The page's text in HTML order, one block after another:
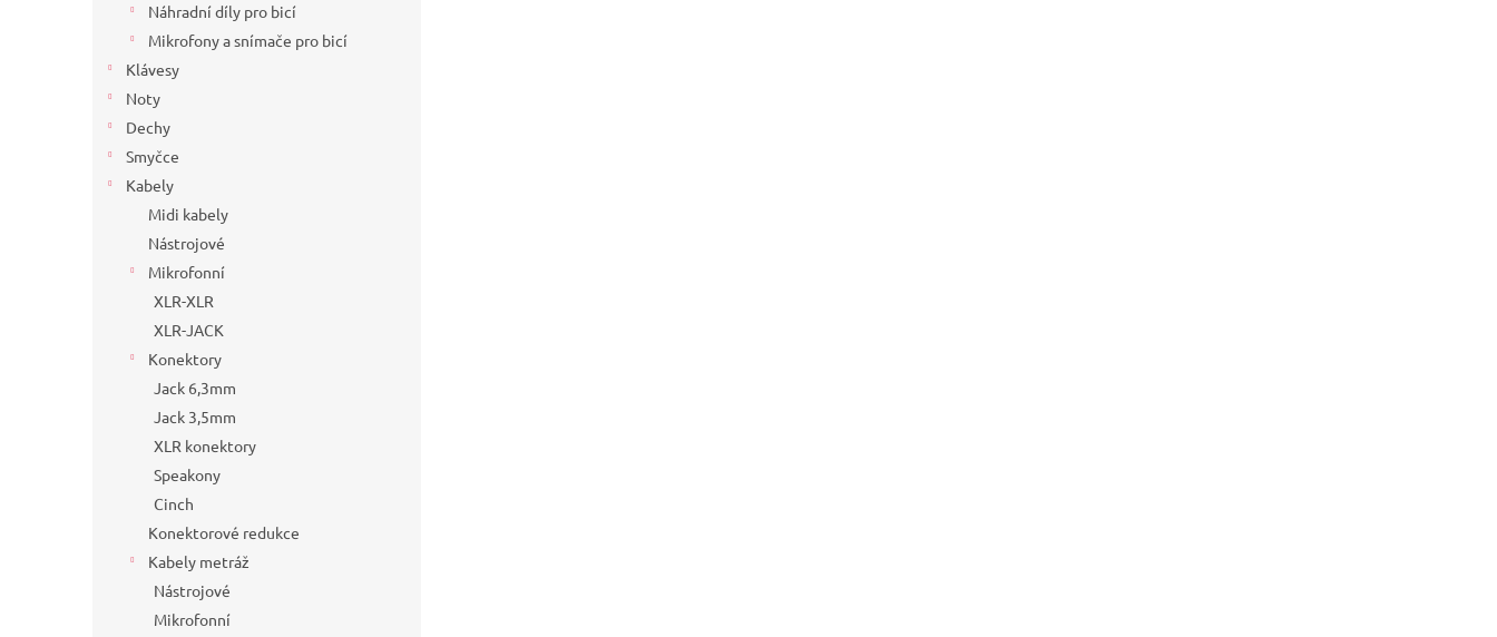
Náhradní díly pro bicí
Mikrofony a snímače pro bicí
Klávesy
Noty
Dechy
Smyčce
Kabely
Midi kabely
Nástrojové
Mikrofonní
XLR-XLR
XLR-JACK
Konektory
Jack 6,3mm
Jack 3,5mm
XLR konektory
Speakony
Cinch
Konektorové redukce
Kabely metráž
Nástrojové
Mikrofonní